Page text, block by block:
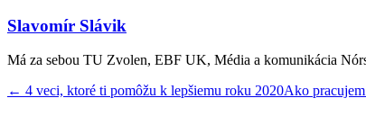
Slavomír Slávik
Má za sebou TU Zvolen, EBF UK, Média a komunikácia
← 4 veci, ktoré ti pomôžu k lepšiemu roku 2020Ako